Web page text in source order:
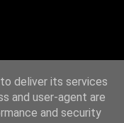
deliver its services
and user-agent are
and security